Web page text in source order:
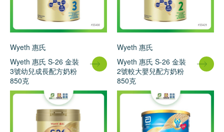
Wyeth 惠氏
Wyeth 惠氏 S-26 金裝
3號幼兒成長配方奶粉
850克
Wyeth 惠氏
Wyeth 惠氏 S-26 金裝
2號較大嬰兒配方奶粉
850克